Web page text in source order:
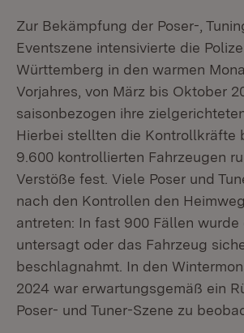
Zur Bekämpfung der Poser-,
Eventszene intensivierte die
Württemberg in den warmen
Vorjahres, von März bis Oktober
saisonbezogen ihre
Hierbei stellten die Kontrollkräfte
9.600 kontrollierten Fahrzeugen
Verstöße fest. Viele Poser und
nach den Kontrollen den
antreten: In fast 900 Fällen
untersagt oder das Fahrzeug
beschlagnahmt. In den
2024 war erwartungsgemäß ein
Poser- und Tuner-Szene zu